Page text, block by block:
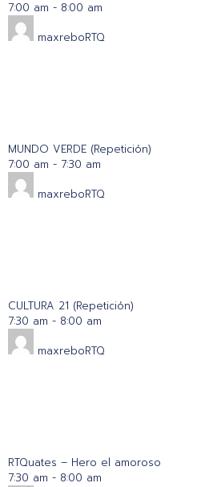
7:00 am - 8:00 am
maxreboRTQ
MUNDO VERDE (Repetición)
7:00 am - 7:30 am
maxreboRTQ
CULTURA 21 (Repetición)
7:30 am - 8:00 am
maxreboRTQ
RTQuates – Hero el amoroso
7:30 am - 8:00 am